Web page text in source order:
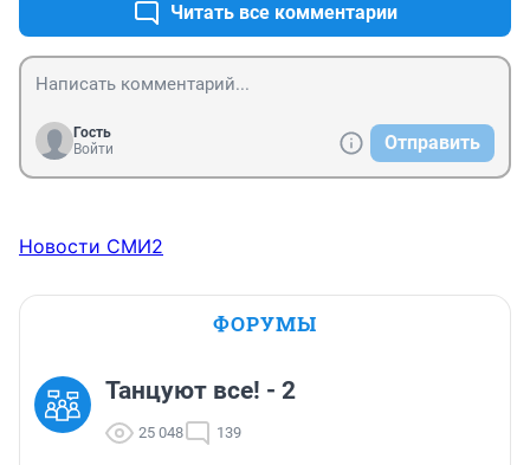
Читать все комментарии
Гость
Войти
Отправить
Новости СМИ2
ФОРУМЫ
Танцуют все! - 2
25 048 139